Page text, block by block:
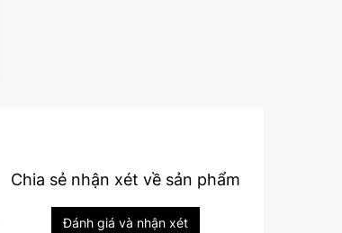
Chia sẻ nhận xét về sản phẩm
Đánh giá và nhận xét